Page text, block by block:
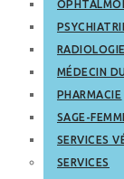
MÉDECIN
PHARMACIE
SAGE-
SERVICES
SERVICES